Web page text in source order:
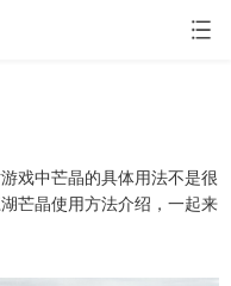
戏中芒晶的具体用法不是很
芒晶使用方法介绍，一起来